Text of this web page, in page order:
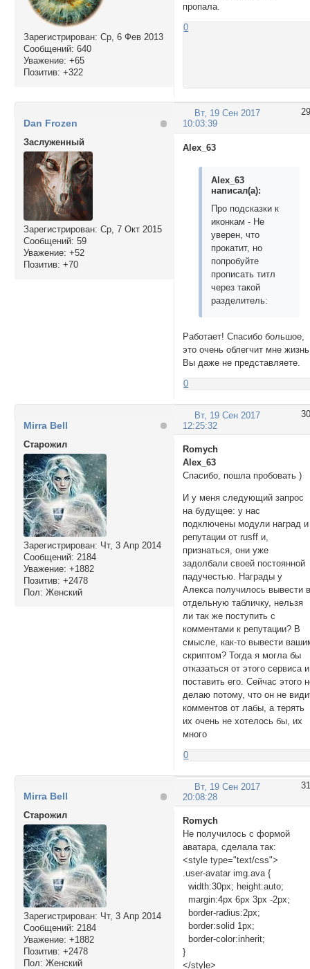
Зарегистрирован: Ср, 6 Фев 2013
Сообщений: 640
Уважение: +65
Позитив: +322
пропала.
0
29
Вт, 19 Сен 2017
10:03:39
Dan Frozen
Заслуженный
Зарегистрирован: Ср, 7 Окт 2015
Сообщений: 59
Уважение: +52
Позитив: +70
Alex_63
Alex_63
написал(а):
Про подсказки к
иконкам - Не
уверен, что
прокатит, но
попробуйте
прописать титл
через такой
разделитель:
Работает! Спасибо большое,
это очень облегчит мне
Вы даже не представляете.
0
30
Вт, 19 Сен 2017
12:25:32
Mirra Bell
Cтарожил
Зарегистрирован: Чт, 3 Апр 2014
Сообщений: 2184
Уважение: +1882
Позитив: +2478
Пол: Женский
Romych
Alex_63
Спасибо, пошла пробовать )
И у меня следующий запрос
на будущее: у нас
подключены модули наград и
репутации от rusff и,
признаться, они уже
задолбали своей постоянной
падучестью. Награды у
Алекса получилось вывести
отдельную табличку, нельзя
ли так же поступить с
комментами к репутации? В
смысле, как-то вывести
скриптом? Тогда я могла бы
отказаться от этого сервиса и
поставить его. Сейчас этого
делаю потому, что он не
комментов от лабы, а терять
их очень не хотелось бы, их
много
0
31
Вт, 19 Сен 2017
20:08:28
Mirra Bell
Cтарожил
Зарегистрирован: Чт, 3 Апр 2014
Сообщений: 2184
Уважение: +1882
Позитив: +2478
Пол: Женский
Romych
Не получилось с формой
аватара, сделала так:
<style type="text/css">
.user-avatar img.ava {
width:30px; height:auto;
margin:4px 6px 3px -2px;
border-radius:2px;
border:solid 1px;
border-color:inherit;
}
</style>